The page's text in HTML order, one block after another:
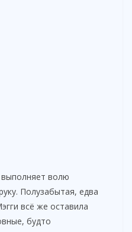
волю
Полузабытая, едва
всё же оставила
будто